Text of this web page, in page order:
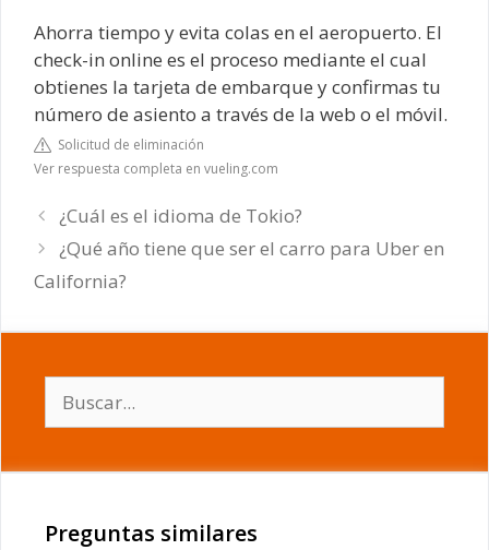
Ahorra tiempo y evita colas en el aeropuerto. El
check-in online es el proceso mediante el cual
obtienes la tarjeta de embarque y confirmas tu
número de asiento a través de la web o el móvil.
Solicitud de eliminación
Ver respuesta completa en vueling.com
¿Cuál es el idioma de Tokio?
¿Qué año tiene que ser el carro para Uber en
California?
Preguntas similares